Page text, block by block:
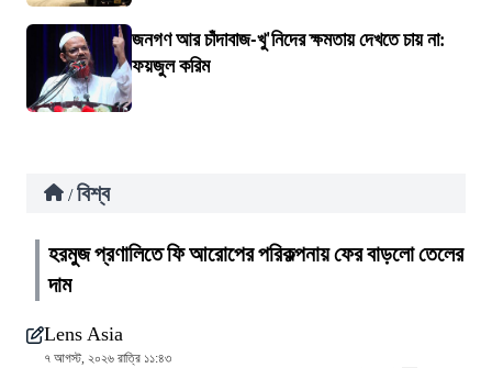
জনগণ আর চাঁদাবাজ-খু'নিদের ক্ষমতায় দেখতে চায় না:
ফয়জুল করিম
/ বিশ্ব
হরমুজ প্রণালিতে ফি আরোপের পরিকল্পনায় ফের বাড়লো তেলের
দাম
Lens Asia
৭ আগস্ট, ২০২৬ রাত্রি ১১:৪৩